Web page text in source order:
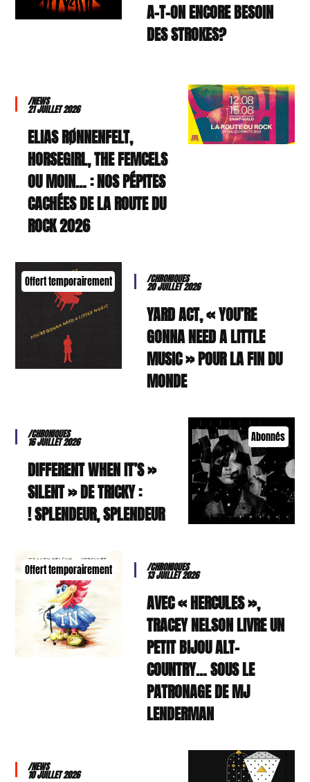
A-T-ON ENCORE BESOIN
DES STROKES?
/NEWS
21 JUILLET 2026
ELIAS RØNNENFELT,
HORSEGIRL, THE FEMCELS
OU MOIN… : NOS PÉPITES
CACHÉES DE LA ROUTE DU
ROCK 2026
Offert temporairement /CHRONIQUES
20 JUILLET 2026
YARD ACT, « YOU’RE
GONNA NEED A LITTLE
MUSIC » POUR LA FIN DU
MONDE
Abonnés
/CHRONIQUES
16 JUILLET 2026
« DIFFERENT WHEN IT’S
SILENT » DE TRICKY :
SPLENDEUR, SPLENDEUR !
Offert temporairement /CHRONIQUES
13 JUILLET 2026
AVEC « HERCULES »,
TRACEY NELSON LIVRE UN
PETIT BIJOU ALT-
COUNTRY… SOUS LE
PATRONAGE DE MJ
LENDERMAN
/NEWS
10 JUILLET 2026